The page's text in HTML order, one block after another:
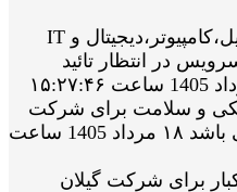
تولید محتوا در زمینه موبایل،کامپیوتر،دیجیتال و IT
در انتظار تائید
و سلامت برای شرکت
ویوا گروپ اتمام شده می باشد ۱۸ مرداد 1405 ساعت
برای شرکت گیلان